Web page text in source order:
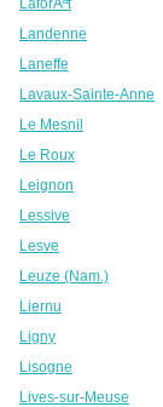
LaforÃªt
Landenne
Laneffe
Lavaux-Sainte-Anne
Le Mesnil
Le Roux
Leignon
Lessive
Lesve
Leuze (Nam.)
Liernu
Ligny
Lisogne
Lives-sur-Meuse